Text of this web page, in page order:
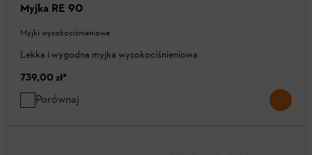
Myjka RE 90
Myjki wysokociśnieniowe
Lekka i wygodna myjka wysokociśnieniowa
739,00 zł*
Porównaj